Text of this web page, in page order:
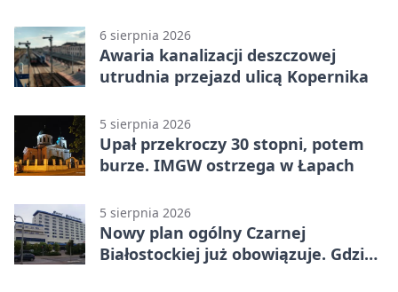
6 sierpnia 2026
Awaria kanalizacji deszczowej
utrudnia przejazd ulicą Kopernika
5 sierpnia 2026
Upał przekroczy 30 stopni, potem
burze. IMGW ostrzega w Łapach
5 sierpnia 2026
Nowy plan ogólny Czarnej
Białostockiej już obowiązuje. Gdzie